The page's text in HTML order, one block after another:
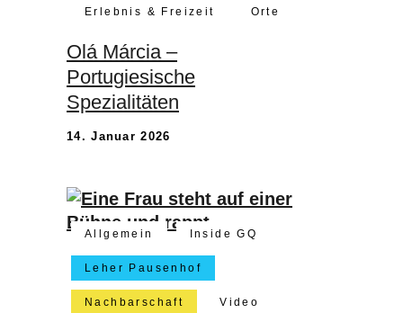
Erlebnis & Freizeit Orte
Olá Márcia –
Portugiesische
Spezialitäten
14. Januar 2026
Allgemein Inside GQ
Leher Pausenhof
Nachbarschaft Video